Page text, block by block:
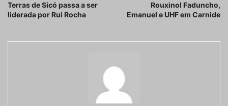
Terras de Sicó passa a ser
liderada por Rui Rocha
Rouxinol Faduncho,
Emanuel e UHF em Carnide